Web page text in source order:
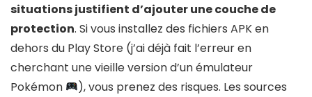
situations justifient d’ajouter une couche de
protection. Si vous installez des fichiers APK en
dehors du Play Store (j’ai déjà fait l’erreur en
cherchant une vieille version d’un émulateur
Pokémon
), vous prenez des risques. Les sources